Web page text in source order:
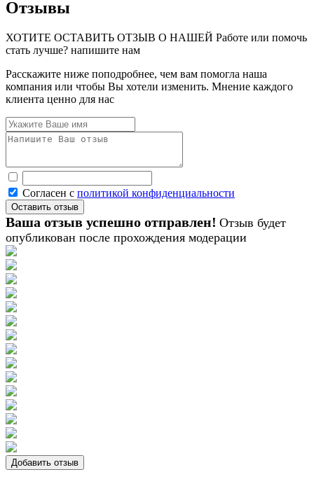
Отзывы
ХОТИТЕ ОСТАВИТЬ ОТЗЫВ О НАШЕЙ Работе или помочь
стать лучше? напишите нам
Расскажите ниже поподробнее, чем вам помогла наша
компания или чтобы Вы хотели изменить. Мнение каждого
клиента ценно для нас
Согласен с политикой конфиденциальности
Ваша отзыв успешно отправлен! Отзыв будет
опубликован после прохождения модерации
Добавить отзыв